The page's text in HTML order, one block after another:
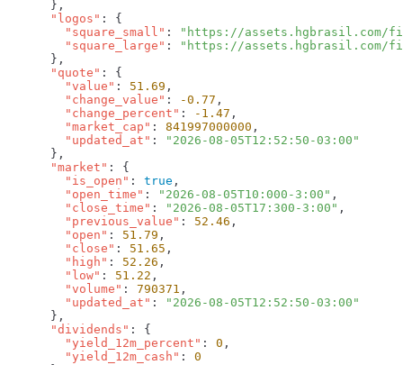
      "logos"
        "square_small"
:
"https://assets.hgbrasil.com/
        "square_large"
:
      "quote"
        "value"
: 51.69
        "change_value"
: -0.77
        "change_percent"
: -1.47
        "market_cap"
: 841997000000
        "updated_at"
:
      "market"
        "is_open"
: true
        "open_time"
: "2026-08-05T10:000-3:00"
        "close_time"
: "2026-08-05T17:300-3:00"
        "previous_value"
: 52.46
        "open"
: 51.79
        "close"
: 51.65
        "high"
: 52.26
        "low"
: 51.22
        "volume"
: 790371
        "updated_at"
:
      "dividends"
        "yield_12m_percent"
: 0
        "yield_12m_cash"
: